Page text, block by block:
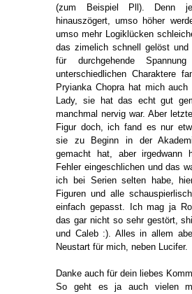
(zum Beispiel Pll). Denn
hinauszögert, umso höher
umso mehr Logiklücken
das zimelich schnell gelöst
für durchgehende
unterschiedlichen Charaktere
Pryianka Chopra hat mich
Lady, sie hat das echt gut
manchmal nervig war. Aber
Figur doch, ich fand es nur
sie zu Beginn in der
gemacht hat, aber irgedwann
Fehler eingeschlichen und das
ich bei Serien selten habe,
Figuren und alle
einfach gepasst. Ich mag ja
das gar nicht so sehr gestört,
und Caleb :). Alles in allem
Neustart für mich, neben Lucifer.
Danke auch für dein liebes
So geht es ja auch vielen